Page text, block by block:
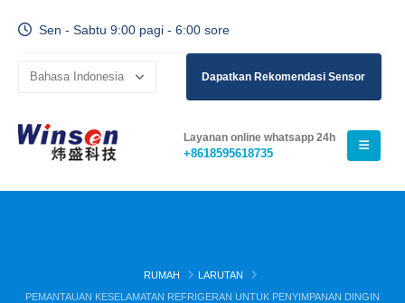
Sen - Sabtu 9:00 pagi - 6:00 sore
Dapatkan Rekomendasi Sensor
Layanan online whatsapp 24h
+8618595618735
RUMAH
LARUTAN
PEMANTAUAN KESELAMATAN REFRIGERAN UNTUK PENYIMPANAN DINGIN